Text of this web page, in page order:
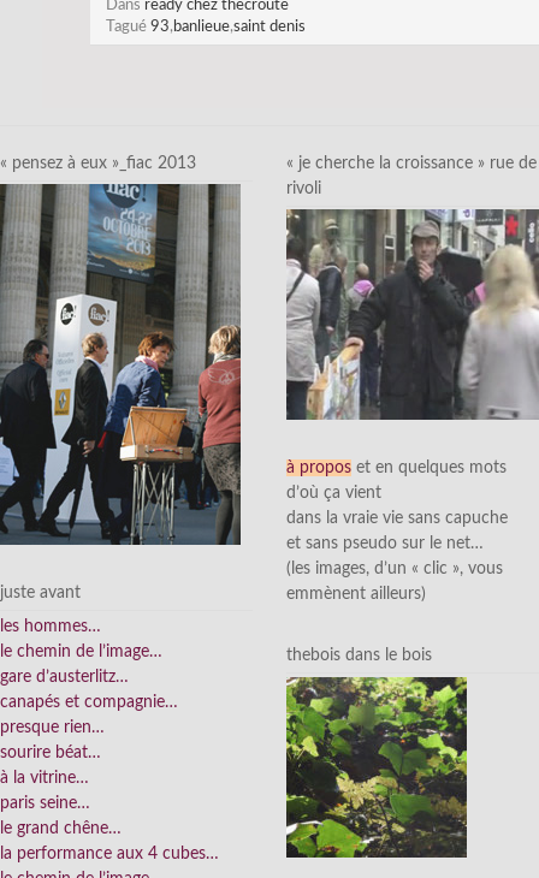
Dans ready chez thecroute
Tagué 93, banlieue,saint denis
« pensez à eux »_fiac 2013
juste avant
les hommes…
le chemin de l’image…
gare d’austerlitz…
canapés et compagnie…
presque rien…
sourire béat…
à la vitrine…
paris seine…
le grand chêne…
la performance aux 4 cubes…
« je cherche la croissance » rue de
rivoli
à propos et en quelques mots
d’où ça vient
dans la vraie vie sans capuche
et sans pseudo sur le net…
(les images, d’un « clic », vous
emmènent ailleurs)
thebois dans le bois